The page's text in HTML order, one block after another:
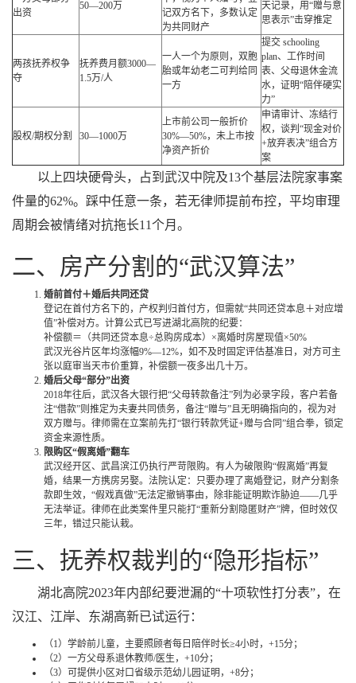
出资
50—200万
记双方名下，多数认定
为共同财产
天记录，用“赠与意
思表示”击穿推定
两孩抚养权争
夺
抚养费月额3000—
1.5万/人
一人一个为原则，双胞
胎或年幼老二可判给同
一方
提交 schooling
plan、工作时间
表、父母退休金流
水，证明“陪伴硬实
力”
股权/期权分割 30—1000万
上市前公司一般折价
30%—50%，未上市按
净资产折价
申请审计、冻结行
权，谈判“现金对价
+放弃表决”组合方
案
以上四块硬骨头，占到武汉中院及13个基层法院家事案
件量的62%。踩中任意一条，若无律师提前布控，平均审理
周期会被情绪对抗拖长11个月。
二、房产分割的“武汉算法”
婚前首付＋婚后共同还贷
登记在首付方名下的，产权判归首付方，但需就“共同还贷本息＋对应增
值”补偿对方。计算公式已写进湖北高院的纪要：
补偿额＝（共同还贷本息÷总购房成本）×离婚时房屋现值×50%
武汉光谷片区年均涨幅9%—12%，如不及时固定评估基准日，对方可主
张以庭审当天市价重算，补偿额一夜多出几十万。
婚后父母“部分”出资
2018年往后，武汉各大银行把“父母转款备注”列为必录字段，客户若备
注“借款”则推定为夫妻共同债务，备注“赠与”且无明确指向的，视为对
双方赠与。律师需在立案前先打“银行转款凭证+赠与合同”组合拳，锁定
资金来源性质。
限购区“假离婚”翻车
武汉经开区、武昌滨江仍执行严苛限购。有人为破限购“假离婚”再复
婚，结果一方携房另娶。法院认定：只要办理了离婚登记，财产分割条
款即生效，“假戏真做”无法定撤销事由，除非能证明欺诈胁迫——几乎
无法举证。律师在此类案件里只能打“重新分割隐匿财产”牌，但时效仅
三年，错过只能认栽。
三、抚养权裁判的“隐形指标”
湖北高院2023年内部纪要泄漏的“十项软性打分表”，在
汉江、江岸、东湖高新已试运行：
（1）学龄前儿童，主要照顾者每日陪伴时长≥4小时，+15分；
（2）一方父母系退休教师/医生，+10分；
（3）可提供小区对口省级示范幼儿园证明，+8分；